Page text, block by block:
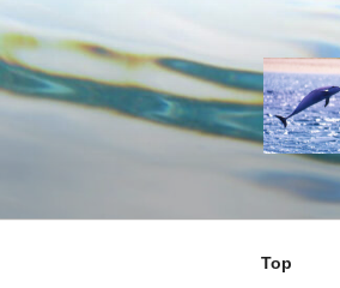
ン
テ
ン
キ
Top